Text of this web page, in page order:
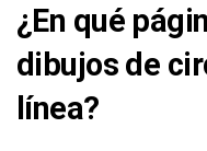
¿En qué
dibujos de
línea?